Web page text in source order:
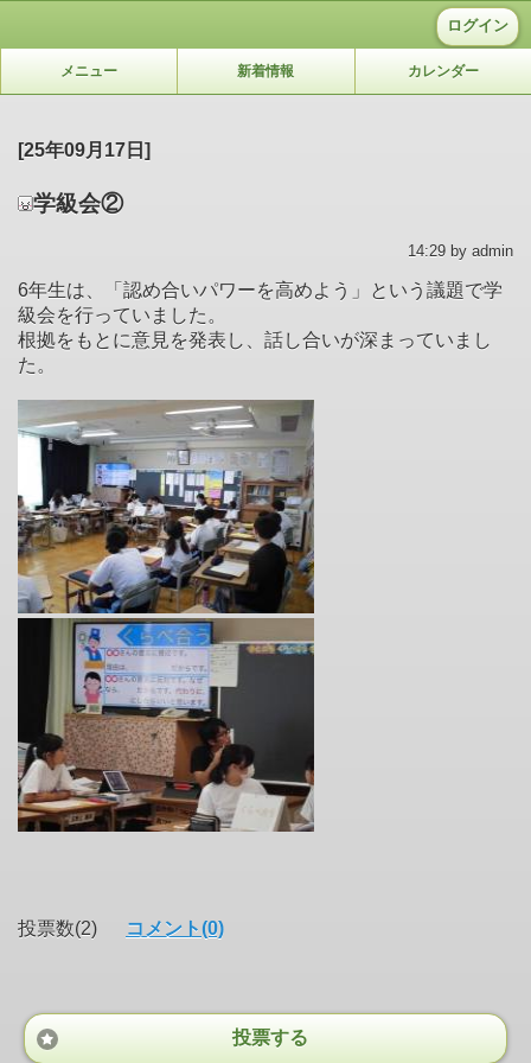
ログイン
メニュー 新着情報 カレンダー
[25年09月17日]
学級会②
14:29 by admin
6年生は、「認め合いパワーを高めよう」という議題で学
級会を行っていました。
根拠をもとに意見を発表し、話し合いが深まっていまし
た。
投票数(2) コメント(0)
投票する